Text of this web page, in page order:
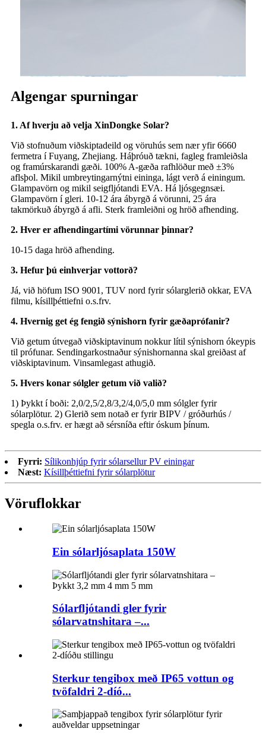
Algengar spurningar
1. Af hverju að velja XinDongke Solar?
Við stofnuðum viðskiptadeild og vöruhús sem nær yfir 6660
fermetra í Fuyang, Zhejiang. Háþróuð tækni, fagleg framleiðsla
og framúrskarandi gæði. 100% A-gæða rafhlöður með ±3%
aflsþol. Mikil umbreytingarnýtni eininga, lágt verð á einingum.
Glampavörn og mikil seigfljótandi EVA. Há ljósgegnsæi.
Glampavörn í gleri. 10-12 ára ábyrgð á vörunni, 25 ára
takmörkuð ábyrgð á afli. Sterk framleiðni og hröð afhending.
2. Hver er afhendingartími vörunnar þinnar?
10-15 daga hröð afhending.
3. Hefur þú einhverjar vottorð?
Já, við höfum ISO 9001, TUV nord fyrir sólarglerið okkar, EVA
filmu, kísillþéttiefni o.s.frv.
4. Hvernig get ég fengið sýnishorn fyrir gæðaprófanir?
Við getum útvegað viðskiptavinum nokkur lítil sýnishorn ókeypis
til prófunar. Sendingarkostnaður sýnishornanna skal greiðast af
viðskiptavinum. Vinsamlegast athugið.
5. Hvers konar sólgler getum við valið?
1) Þykkt í boði: 2,0/2,5/2,8/3,2/4,0/5,0 mm sólgler fyrir
sólarplötur. 2) Glerið sem notað er fyrir BIPV / gróðurhús /
spegla o.s.frv. er hægt að sérsníða eftir óskum þínum.
Fyrri: Sílikonhjúp fyrir sólarsellur PV einingar
Næst: Kísillþéttiefni fyrir sólarplötur
Vöruflokkar
Ein sólarljósaplata 150W
Sólarfljótandi gler fyrir
sólarvatnshitara –...
Sterkur tengibox með IP65 vottun og
tvöfaldri 2-díó...